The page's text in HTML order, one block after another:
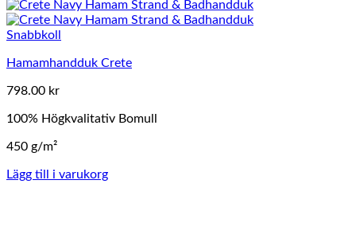
Snabbkoll
Hamamhandduk Crete
798.00 kr
100% Högkvalitativ Bomull
450 g/m²
Lägg till i varukorg